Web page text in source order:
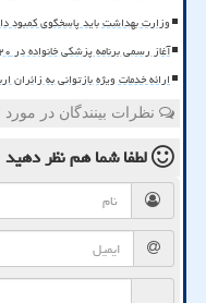
وزارت بهداشت باید پاسخگوی کمبود
آغاز رسمی برنامه پزشکی خانواده در ۲۰ شهر فاز دوم
ارائه خدمات ویژه بازتوانی به زائران
نظرات بینندگان در
لطفا شما همنظر دهید